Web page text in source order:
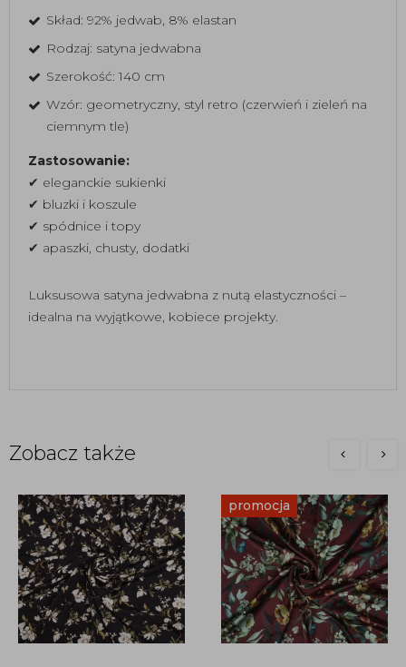
Skład: 92% jedwab, 8% elastan
Rodzaj: satyna jedwabna
Szerokość: 140 cm
Wzór: geometryczny, styl retro (czerwień i zieleń na
ciemnym tle)
Zastosowanie:
✔ eleganckie sukienki
✔ bluzki i koszule
✔ spódnice i topy
✔ apaszki, chusty, dodatki
Luksusowa satyna jedwabna z nutą elastyczności –
idealna na wyjątkowe, kobiece projekty.
Zobacz także
promocja